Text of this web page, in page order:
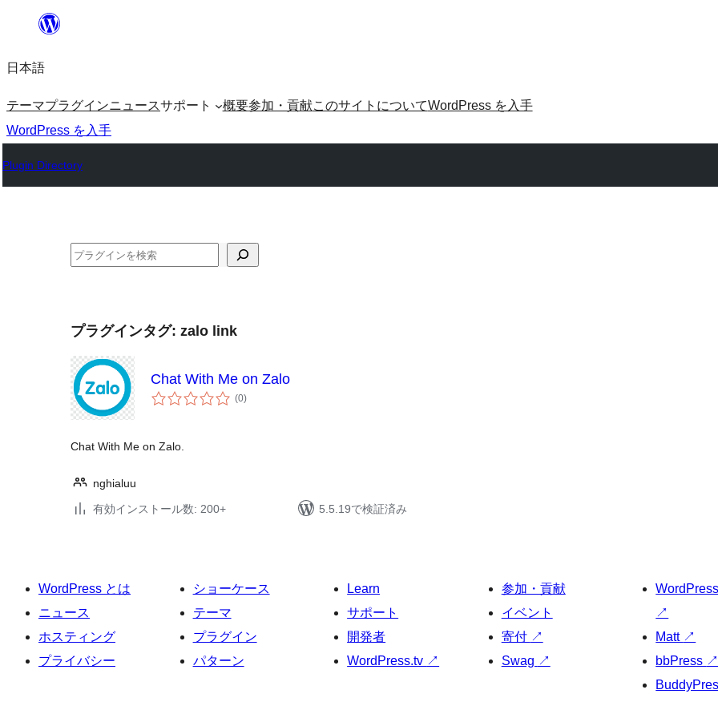
を
ッ
プ
日本語
テーマプラグインニュースサポート 概要参加・貢献このサイトについてWordPress を入手
WordPress を入手
Plugin Directory
検
プラグインタグ: zalo link
Chat With Me on Zalo
(0個
の)
Chat With Me on Zalo.
nghialuu
有効インストール数: 200+
5.5.19で検証済み
WordPress とは
ニュース
ホスティング
プライバシー
ショーケース
テーマ
プラグイン
パターン
Learn
サポート
開発者
WordPress.tv ↗
参加・貢献
イベント
寄付 ↗
Swag ↗
↗
Matt ↗
bbPress ↗